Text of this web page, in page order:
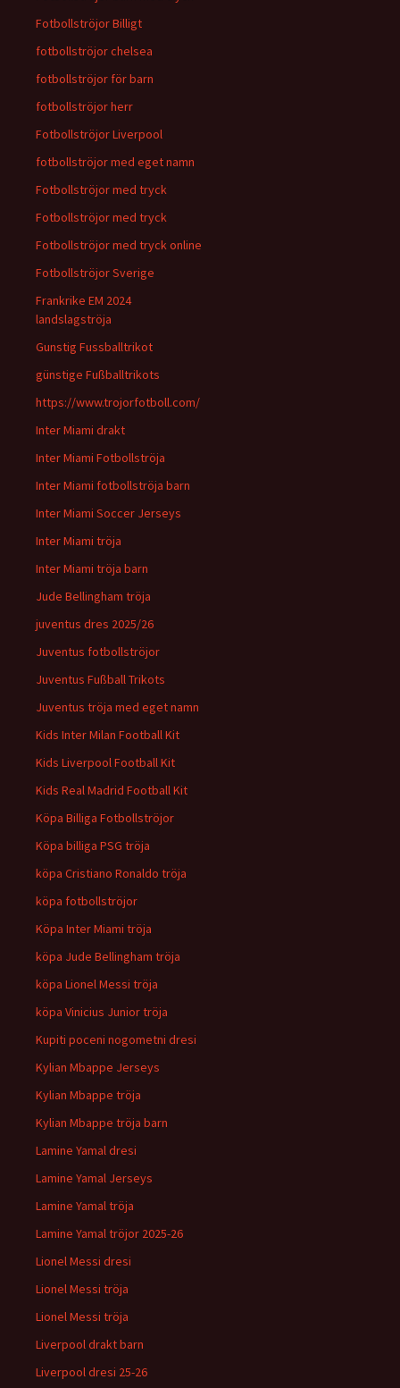
Fotbollströjor Billigt
fotbollströjor chelsea
fotbollströjor för barn
fotbollströjor herr
Fotbollströjor Liverpool
fotbollströjor med eget namn
Fotbollströjor med tryck
Fotbollströjor med tryck
Fotbollströjor med tryck online
Fotbollströjor Sverige
Frankrike EM 2024
landslagströja
Gunstig Fussballtrikot
günstige Fußballtrikots
https://www.trojorfotboll.com/
Inter Miami drakt
Inter Miami Fotbollströja
Inter Miami fotbollströja barn
Inter Miami Soccer Jerseys
Inter Miami tröja
Inter Miami tröja barn
Jude Bellingham tröja
juventus dres 2025/26
Juventus fotbollströjor
Juventus Fußball Trikots
Juventus tröja med eget namn
Kids Inter Milan Football Kit
Kids Liverpool Football Kit
Kids Real Madrid Football Kit
Köpa Billiga Fotbollströjor
Köpa billiga PSG tröja
köpa Cristiano Ronaldo tröja
köpa fotbollströjor
Köpa Inter Miami tröja
köpa Jude Bellingham tröja
köpa Lionel Messi tröja
köpa Vinicius Junior tröja
Kupiti poceni nogometni dresi
Kylian Mbappe Jerseys
Kylian Mbappe tröja
Kylian Mbappe tröja barn
Lamine Yamal dresi
Lamine Yamal Jerseys
Lamine Yamal tröja
Lamine Yamal tröjor 2025-26
Lionel Messi dresi
Lionel Messi tröja
Lionel Messi tröja
Liverpool drakt barn
Liverpool dresi 25-26